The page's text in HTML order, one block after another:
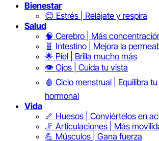
Bienestar
😌 Estrés | Relájate y respira
Salud
🧠 Cerebro | Más
🧬 Intestino | Mejora la
🌟 Piel | Brilla mucho más
👁️ Ojos | Cuida tu vista
🩸 Ciclo menstrual | Equilibra
hormonal
Vida
🦴 Huesos | Conviértelos en
🦵 Articulaciones | Más
💪 Músculos | Gana fuerza